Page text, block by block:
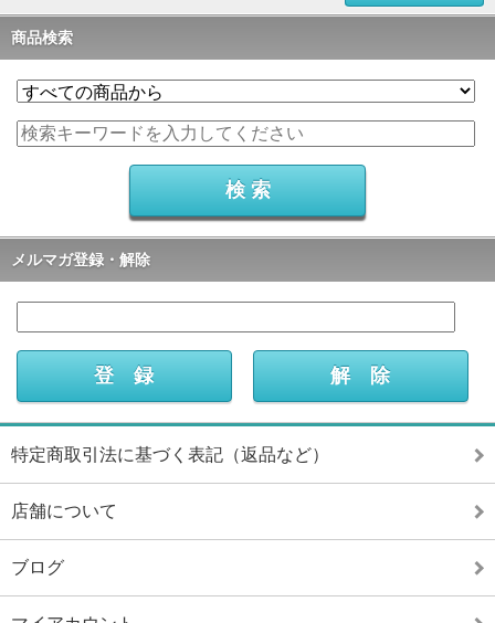
商品検索
メルマガ登録・解除
特定商取引法に基づく表記（返品など）
店舗について
ブログ